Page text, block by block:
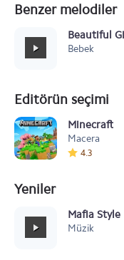
Benzer melodiler
Beautiful
Bebek
Editörün seçimi
Minecraft
Macera
4.3
Yeniler
Mafia Style
Müzik